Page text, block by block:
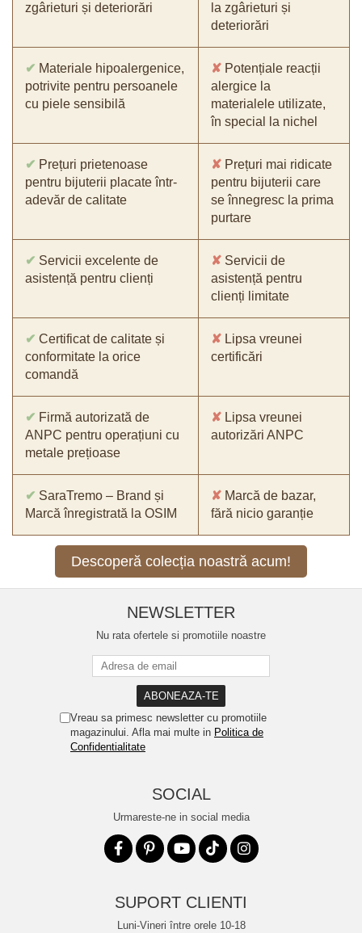
zgârieturi și deteriorări
la zgârieturi și
deteriorări
✔ Materiale hipoalergenice,
potrivite pentru persoanele
cu piele sensibilă
✘ Potențiale reacții
alergice la
materialele utilizate,
în special la nichel
✔ Prețuri prietenoase
pentru bijuterii placate într-
adevăr de calitate
✘ Prețuri mai ridicate
pentru bijuterii care
se înnegresc la prima
purtare
✔ Servicii excelente de
asistență pentru clienți
✘ Servicii de
asistență pentru
clienți limitate
✔ Certificat de calitate și
conformitate la orice
comandă
✘ Lipsa vreunei
certificări
✔ Firmă autorizată de
ANPC pentru operațiuni cu
metale prețioase
✘ Lipsa vreunei
autorizări ANPC
✔ SaraTremo – Brand și
Marcă înregistrată la OSIM
✘ Marcă de bazar,
fără nicio garanție
Descoperă colecția noastră acum!
NEWSLETTER
Nu rata ofertele si promotiile noastre
Vreau sa primesc newsletter cu promotiile
magazinului. Afla mai multe in Politica de
Confidentialitate
SOCIAL
Urmareste-ne in social media
SUPORT CLIENTI
Luni-Vineri între orele 10-18